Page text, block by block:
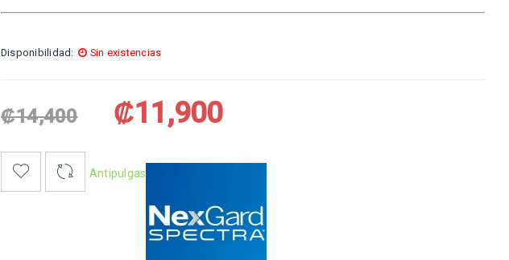
Disponibilidad: Sin existencias
₡14,400 ₡11,900
Antipulgas